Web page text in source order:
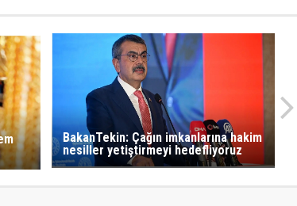
BakanTekin: Çağın imkanlarına hakim
nesiller yetiştirmeyi hedefliyoruz